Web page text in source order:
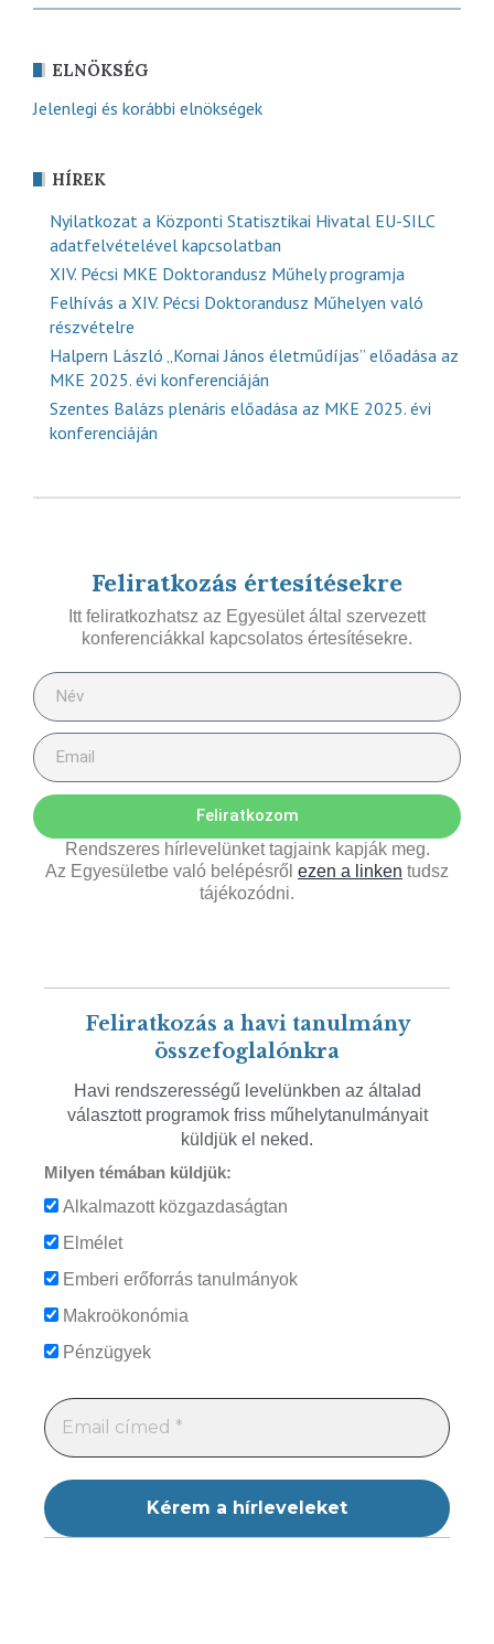
ELNÖKSÉG
Jelenlegi és korábbi elnökségek
HÍREK
Nyilatkozat a Központi Statisztikai Hivatal EU-SILC
adatfelvételével kapcsolatban
XIV. Pécsi MKE Doktorandusz Műhely programja
Felhívás a XIV. Pécsi Doktorandusz Műhelyen való
részvételre
Halpern László „Kornai János életműdíjas” előadása az
MKE 2025. évi konferenciáján
Szentes Balázs plenáris előadása az MKE 2025. évi
konferenciáján
Feliratkozás értesítésekre
Itt feliratkozhatsz az Egyesület által szervezett
konferenciákkal kapcsolatos értesítésekre.
Feliratkozom
Rendszeres hírlevelünket tagjaink kapják meg.
Az Egyesületbe való belépésről ezen a linken tudsz
tájékozódni.
Feliratkozás a havi tanulmány
összefoglalónkra
Havi rendszerességű levelünkben az általad
választott programok friss műhelytanulmányait
küldjük el neked.
Milyen témában küldjük:
Alkalmazott közgazdaságtan
Elmélet
Emberi erőforrás tanulmányok
Makroökonómia
Pénzügyek